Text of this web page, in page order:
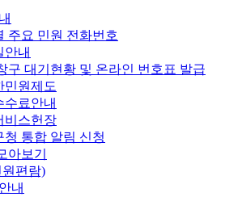
주요 민원 전화번호
안내
구 대기현황 및 온라인 번호표 발급
민원제도
수료안내
비스헌장
청 통합 알림 신청
아보기
편람)
내